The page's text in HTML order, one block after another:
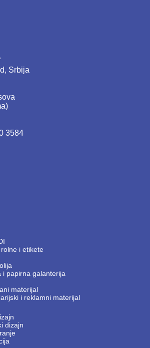
Srbija
3584
i etikete
i papirna galanterija
materijal
i reklamni materijal
dizajn